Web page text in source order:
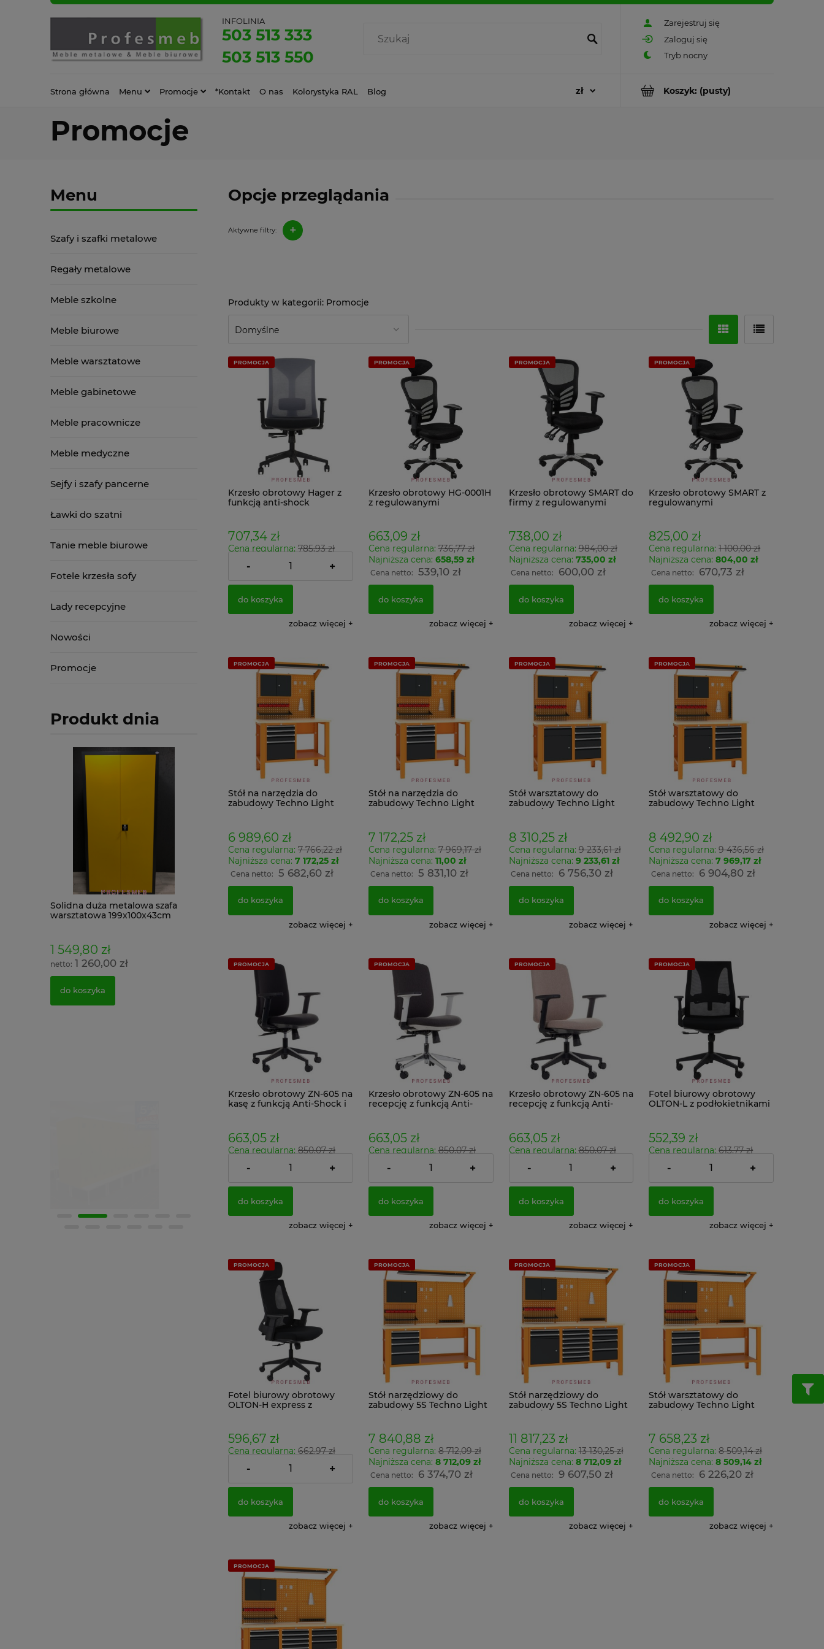
Zarejestruj się
Zaloguj się
INFOLINIA
503 513 333
503 513 550
Koszyk: (pusty)
Strona główna Menu Promocje *Kontakt O nas Kolorystyka RAL Blog
Promocje
Menu
Szafy i szafki metalowe
Regały metalowe
Meble szkolne
Meble biurowe
Meble warsztatowe
Meble gabinetowe
Meble pracownicze
Meble medyczne
Sejfy i szafy pancerne
Ławki do szatni
Tanie meble biurowe
Fotele krzesła sofy
Lady recepcyjne
Nowości
Promocje
Produkt dnia
Solidna duża metalowa szafa
warsztatowa 199x100x43cm
1 549,80 zł
1 260,00 zł
do koszyka
Szafka pracownicza 2 drzwiowa z
ławeczką wysuwaną daszkiem
skośnym i półką na buty Sum
1 328,00 zł
Szafa ubraniowa metalowa
socjalna bhp - Sum 320 W kolor
RAL 7016/5018
Cena regularna:801,96 zł
Najniższa cena:801,96 zł
586,80 zł
Cena regularna:652,00 zł
652,00 zł
Solidna metalowa szafa
warsztatowa 199x120x43cm
Grafitowo Czerwona
1 446,00 zł
do koszyka
Sejf FRS 51 ognioodporny
antywłamaniowy VALBERG EL
zamek elektroniczny
2 090,00 zł
do koszyka
Opcje przeglądania
Aktywne filtry: +
Promocje
Krzesło obrotowy Hager z
funkcją anti-shock
podłokietnikami i
podparciem lędźwiowym
707,34 zł
Cena regularna: 785,93 zł
Najniższa cena:
575,07 zł
- +
do koszyka
zobacz więcej
PROMOCJA
Krzesło obrotowy HG-0001H
z regulowanymi
663,09 zł
Cena regularna: 736,77 zł
Najniższa cena: 658,59 zł
Cena netto: 539,10 zł
do koszyka
zobacz więcej
PROMOCJA
Krzesło obrotowy SMART do
firmy z regulowanymi
738,00 zł
Cena regularna:984,00 zł
Najniższa cena: 735,00 zł
Cena netto: 600,00 zł
do koszyka
zobacz więcej
PROMOCJA
Krzesło obrotowy SMART z
regulowanymi
825,00 zł
Cena regularna:1 100,00 zł
Najniższa cena:804,00 zł
Cena netto: 670,73 zł
do koszyka
zobacz więcej
PROMOCJA
Stół na narzędzia do
zabudowy Techno Light
SWT 12/10 MALOW
tablicą narzędziową
6 989,60 zł
Cena regularna: 7 766,22 zł
Najniższa cena: 7 172,25 zł
Cena netto: 5 682,60 zł
do koszyka
zobacz więcej
PROMOCJA
Stół na narzędzia do
zabudowy Techno Light
SWT 12/10 MALOW
tablicą narzędziową
7 172,25 zł
Cena regularna: 7 969,17 zł
Najniższa cena: 11,00 zł
Cena netto: 5 831,10 zł
do koszyka
zobacz więcej
PROMOCJA
Stół warsztatowy do
zabudowy Techno Light
SWT 12/11 MALOW z
perforowaną na narzędzia
8 310,25 zł
Cena regularna:9 233,61 zł
Najniższa cena: 9 233,61 zł
Cena netto: 6 756,30 zł
do koszyka
zobacz więcej
PROMOCJA
Stół warsztatowy do
zabudowy Techno Light
SWT 12/11 MALOW z
perforowaną na narzędzia
8 492,90 zł
Cena regularna:9 436,56 zł
Najniższa cena:7 969,17 zł
Cena netto: 6 904,80 zł
do koszyka
zobacz więcej
PROMOCJA
Krzesło obrotowy ZN-605 na
kasę z funkcją Anti-Shock i
663,05 zł
Cena regularna: 850,07 zł
Najniższa cena:
539,07 zł
- +
do koszyka
zobacz więcej
PROMOCJA
Krzesło obrotowy ZN-605 na
recepcję z funkcją Anti-
663,05 zł
Cena regularna: 850,07 zł
Najniższa cena:
539,07 zł
- +
do koszyka
zobacz więcej
PROMOCJA
Krzesło obrotowy ZN-605 na
recepcję z funkcją Anti-
663,05 zł
Cena regularna:850,07 zł
Najniższa cena:
539,07 zł
- +
do koszyka
zobacz więcej
PROMOCJA
Fotel biurowy obrotowy
OLTON-L z podłokietnikami
552,39 zł
Cena regularna:613,77 zł
Najniższa cena:
449,10 zł
- +
do koszyka
zobacz więcej
PROMOCJA
Fotel biurowy obrotowy
OLTON-H express z
regulowanym oparciem
lędźwi
596,67 zł
Cena regularna: 662,97 zł
Najniższa cena:
485,10 zł
- +
do koszyka
zobacz więcej
PROMOCJA
Stół narzędziowy do
zabudowy 5S Techno Light
tablicą perforowaną
7 840,88 zł
Cena regularna: 8 712,09 zł
Najniższa cena: 8 712,09 zł
Cena netto: 6 374,70 zł
do koszyka
zobacz więcej
PROMOCJA
Stół narzędziowy do
zabudowy 5S Techno Light
tablicą perforowaną
11 817,23 zł
Cena regularna:13 130,25 zł
Najniższa cena: 8 712,09 zł
Cena netto: 9 607,50 zł
do koszyka
zobacz więcej
PROMOCJA
Stół warsztatowy do
zabudowy Techno Light
tablicą perforowaną
7 658,23 zł
Cena regularna:8 509,14 zł
Najniższa cena:8 509,14 zł
Cena netto: 6 226,20 zł
do koszyka
zobacz więcej
PROMOCJA
PROMOCJA